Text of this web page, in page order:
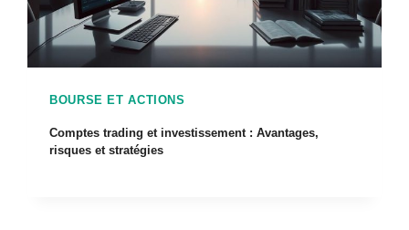
BOURSE ET ACTIONS
Comptes trading et investissement : Avantages,
risques et stratégies